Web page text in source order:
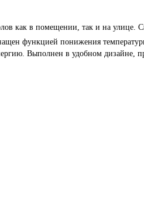
как в помещении, так и на улице.
функцией понижения
Выполнен в удобном дизайне,